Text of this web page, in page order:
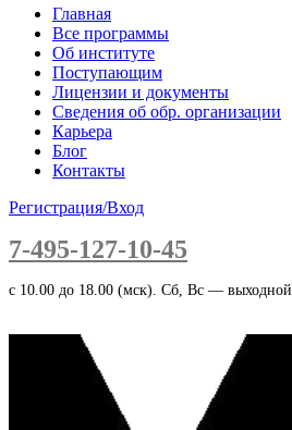
Главная
Все программы
Об институте
Поступающим
Лицензии и документы
Сведения об обр. организации
Карьера
Блог
Контакты
Регистрация/Вход
7-495-127-10-45
c 10.00 до 18.00 (мск). Сб, Вс — выходной